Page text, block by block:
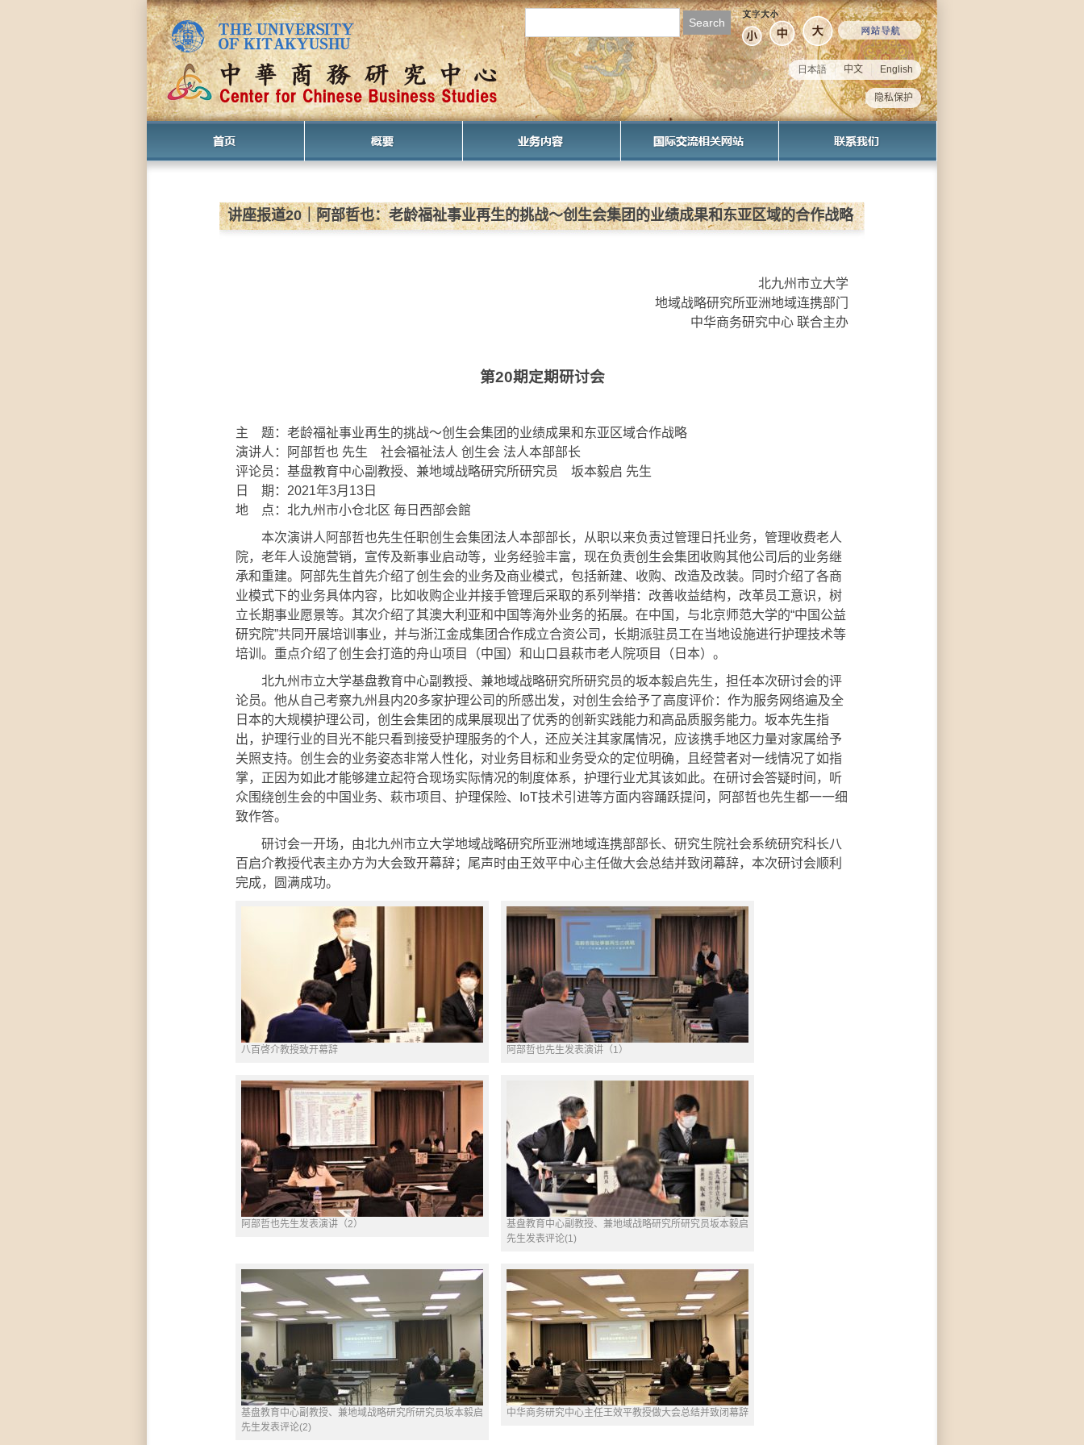
日本語 中文 English
隐私保护
讲座报道20｜阿部哲也：老龄福祉事业再生的挑战〜创生会集团的业绩成果和东亚区域的合作战略
北九州市立大学
地域战略研究所亚洲地域连携部门
中华商务研究中心 联合主办
第20期定期研讨会
主 题：老龄福祉事业再生的挑战〜创生会集团的业绩成果和东亚区域合作战略
演讲人：阿部哲也 先生 社会福祉法人 创生会 法人本部部长
评论员：基盘教育中心副教授、兼地域战略研究所研究员 坂本毅启 先生
日 期：2021年3月13日
地 点：北九州市小仓北区 毎日西部会館
本次演讲人阿部哲也先生任职创生会集团法人本部部长，从职以来负责过管理日托业务，管理收费老人
院，老年人设施营销，宣传及新事业启动等，业务经验丰富，现在负责创生会集团收购其他公司后的业务继
承和重建。阿部先生首先介绍了创生会的业务及商业模式，包括新建、收购、改造及改装。同时介绍了各商
业模式下的业务具体内容，比如收购企业并接手管理后采取的系列举措：改善收益结构，改革员工意识，树
立长期事业愿景等。其次介绍了其澳大利亚和中国等海外业务的拓展。在中国，与北京师范大学的“中国公益
研究院”共同开展培训事业，并与浙江金成集团合作成立合资公司，长期派驻员工在当地设施进行护理技术等
培训。重点介绍了创生会打造的舟山项目（中国）和山口县萩市老人院项目（日本）。
北九州市立大学基盘教育中心副教授、兼地域战略研究所研究员的坂本毅启先生，担任本次研讨会的评
论员。他从自己考察九州县内20多家护理公司的所感出发，对创生会给予了高度评价：作为服务网络遍及全
日本的大规模护理公司，创生会集团的成果展现出了优秀的创新实践能力和高品质服务能力。坂本先生指
出，护理行业的目光不能只看到接受护理服务的个人，还应关注其家属情况，应该携手地区力量对家属给予
关照支持。创生会的业务姿态非常人性化，对业务目标和业务受众的定位明确，且经营者对一线情况了如指
掌，正因为如此才能够建立起符合现场实际情况的制度体系，护理行业尤其该如此。在研讨会答疑时间，听
众围绕创生会的中国业务、萩市项目、护理保险、IoT技术引进等方面内容踊跃提问，阿部哲也先生都一一细
致作答。
研讨会一开场，由北九州市立大学地域战略研究所亚洲地域连携部部长、研究生院社会系统研究科长八
百启介教授代表主办方为大会致开幕辞；尾声时由王效平中心主任做大会总结并致闭幕辞，本次研讨会顺利
完成，圆满成功。
八百啓介教授致开幕辞 阿部哲也先生发表演讲（1）
阿部哲也先生发表演讲（2）
基盘教育中心副教授、兼地域战略研究所研究员坂本毅启
先生发表评论(1)
基盘教育中心副教授、兼地域战略研究所研究员坂本毅启
先生发表评论(2)
中华商务研究中心主任王效平教授做大会总结并致闭幕辞